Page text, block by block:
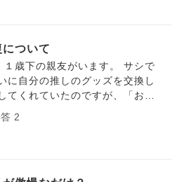
忙しなり忘れてます。以前の車
に援助は最後と言われたのに、
きました。文句ばかりで家の事
す。私は無理言って大学に入
親もカモになって欲しくない。
？」と逆上されました。最近母
鳴られます。 むしろ教えてあ
言われ
暮らしか同棲をしたいと伝えま
家を出る必要性がない。 実家
務メインなのにもかかわらず、
ついて
下の親友がいます。 サシで
に自分の推しのグッズを交換し
てくれていたのですが、「お坊
ロフィールに書いた例の事があ
距離が近すぎる」と避けられる
2